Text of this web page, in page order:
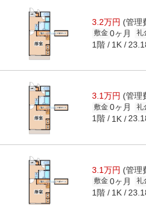
3.2万円 (管理
敷金 0ヶ月 礼
1階 1K
3.1万円 (管理
敷金 0ヶ月 礼
1階 1K
3.1万円 (管理
敷金 0ヶ月 礼
1階 1K